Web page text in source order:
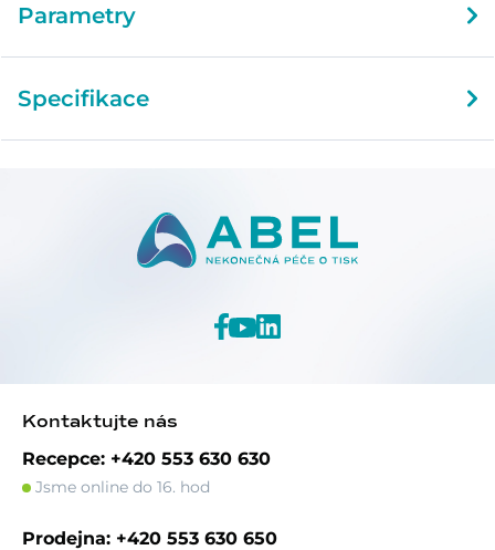
Parametry
Specifikace
Kontaktujte nás
Recepce: +420 553 630 630
Jsme online do 16. hod
Prodejna: +420 553 630 650